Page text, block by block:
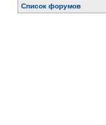
Список форумов